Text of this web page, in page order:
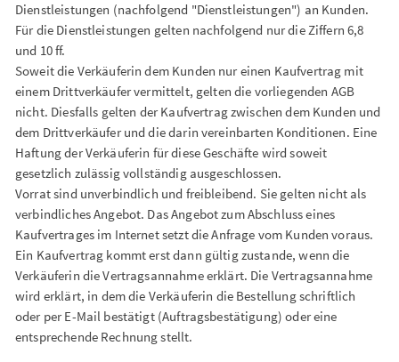
Dienstleistungen (nachfolgend "Dienstleistungen") an Kunden.
Für die Dienstleistungen gelten nachfolgend nur die Ziffern 6,8
und 10 ff.
Soweit die Verkäuferin dem Kunden nur einen Kaufvertrag mit
einem Drittverkäufer vermittelt, gelten die vorliegenden AGB
nicht. Diesfalls gelten der Kaufvertrag zwischen dem Kunden und
dem Drittverkäufer und die darin vereinbarten Konditionen. Eine
Haftung der Verkäuferin für diese Geschäfte wird soweit
gesetzlich zulässig vollständig ausgeschlossen.
Vorrat sind unverbindlich und freibleibend. Sie gelten nicht als
verbindliches Angebot. Das Angebot zum Abschluss eines
Kaufvertrages im Internet setzt die Anfrage vom Kunden voraus.
Ein Kaufvertrag kommt erst dann gültig zustande, wenn die
Verkäuferin die Vertragsannahme erklärt. Die Vertragsannahme
wird erklärt, in dem die Verkäuferin die Bestellung schriftlich
oder per E-Mail bestätigt (Auftragsbestätigung) oder eine
entsprechende Rechnung stellt.